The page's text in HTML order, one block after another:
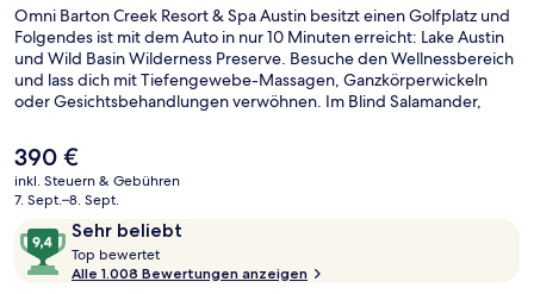
Omni Barton Creek Resort & Spa Austin besitzt einen Golfplatz und
Folgendes ist mit dem Auto in nur 10 Minuten erreicht: Lake Austin
und Wild Basin Wilderness Preserve. Besuche den Wellnessbereich
und lass dich mit Tiefengewebe-Massagen, Ganzkörperwickeln
oder Gesichtsbehandlungen verwöhnen. Im Blind Salamander,
Highlights bietet dieses Resort im luxuriösen Stil 4 Außenpools,
einen Innenpool und eine Poolbar. Das hilfsbereite Personal und der
allgemeine Zustand erhalten gute Bewertungen von anderen
Reisenden.
Der
aktuelle
Preis
390 €.
390 €
inkl. Steuern & Gebühren
7. Sept.–8. Sept.
Bewertungen
Sehr beliebt
9,4
von
10,
Top bewertet
o
Alle 1.008 Bewertungen anzeigen